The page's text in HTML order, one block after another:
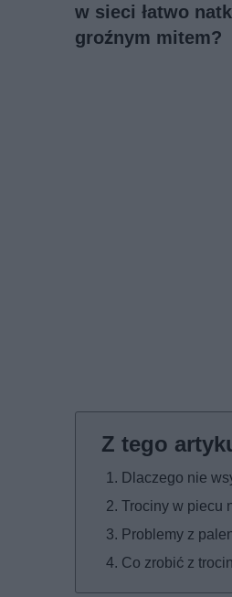
w sieci łatwo
groźnym mitem?
Dlaczego nie
Trociny w piecu
Problemy z
Co zrobić z